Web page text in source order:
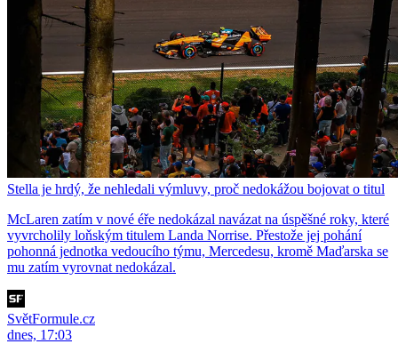
Stella je hrdý, že nehledali výmluvy, proč nedokážou bojovat o titul
McLaren zatím v nové éře nedokázal navázat na úspěšné roky, které
vyvrcholily loňským titulem Landa Norrise. Přestože jej pohání
pohonná jednotka vedoucího týmu, Mercedesu, kromě Maďarska se
mu zatím vyrovnat nedokázal.
SvětFormule.cz
dnes, 17:03